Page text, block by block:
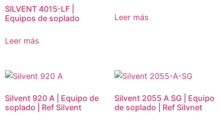
SILVENT 4015-LF |
Equipos de soplado
Leer más
Leer más
Silvent 920 A | Equipo de
soplado | Ref Silvent
Silvent 2055 A SG | Equipo
de soplado | Ref Silvnet